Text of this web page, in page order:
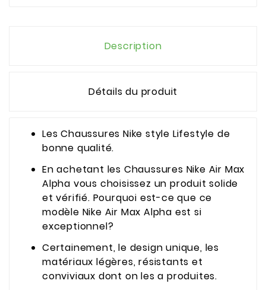
Description
Détails du produit
Les Chaussures Nike style Lifestyle de
bonne qualité.
En achetant les Chaussures Nike Air Max
Alpha vous choisissez un produit solide
et vérifié. Pourquoi est-ce que ce
modèle Nike Air Max Alpha est si
exceptionnel?
Certainement, le design unique, les
matériaux légères, résistants et
conviviaux dont on les a produites.